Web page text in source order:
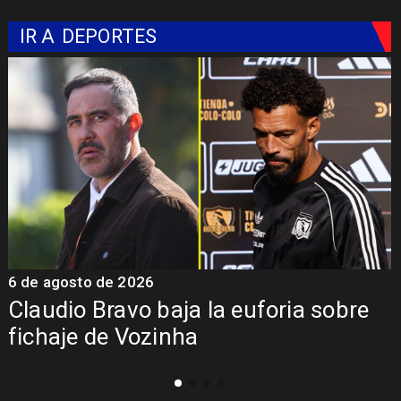
IR A DEPORTES
Presentación de Vozinha en Colo
Colo: Fecha, Estadio y Contrato
5 de agosto de 2026